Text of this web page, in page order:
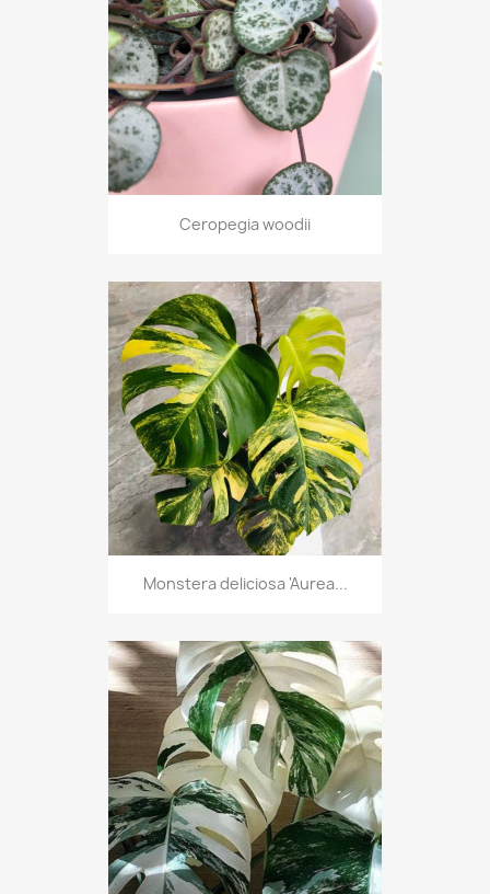
Ceropegia woodii
Monstera deliciosa 'Aurea...